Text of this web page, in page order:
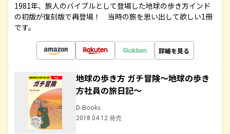
1981年、旅人のバイブルとして登場した地球の歩き方インド
の初版が復刻版で再登場！ 当時の旅を思い出して欲しい1冊
です。
詳細を見る
地球の歩き方 ガチ冒険～地球の歩き
方社員の旅日記～
D-Books
2018.04.12 発売